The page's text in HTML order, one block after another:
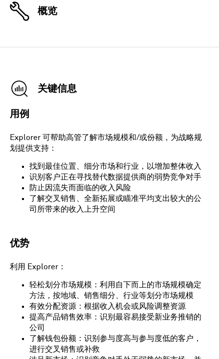
概览
关键信息
用例
Explorer 可帮助高管了解市场规模和/或份额，为战略规
划提供支持：
找到最佳位置、细分市场和行业，以增加整体收入
识别客户正在寻找替代数据提供商的弱势竞争对手
防止因流失而面临的收入风险
了解交叉销售、全新拓展或瞄准平均支出较大的公
司所带来的收入上升空间
优势
利用 Explorer：
轻松划分市场规模：利用自下而上的市场规模确定
方法，按地域、销售细分、行业等划分市场规模
有效分配资源：根据收入机会或风险调整资源
提高产品销售效率：识别最容易接受新业务推销的
公司
了解钱包份额：识别参与度高与参与度低的客户，
进行交叉销售或补救